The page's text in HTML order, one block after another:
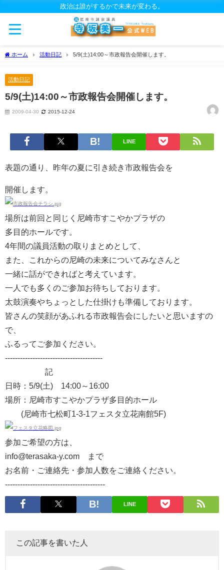
政治は誰がするかで未来が変わる。
ホーム 活動日記 5/9(土)14:00～市政報告会開催します。
活動日記
5/9(土)14:00～市政報告会開催します。
2009-04-30 2015-12-24
LINE
表題の通り、昨年の夏に引き続き市政報告会を
開催します。
場所は前回と同じく尼崎市すこやかプラザの
多目的ホールです。
4年間の議員活動の取りまとめとして、
また、これからの尼崎の未来についてみなさんと
一緒に話ができればと考えています。
一人でも多くのご参加お待ちしております。
太鼓演奏やちょっとした仕掛けも準備しております。
皆さんの笑顔があふれる市政報告会にしたいと思いますの
で、
ふるってご参加ください。
---------------------------------------
記
日時：5/9(土) 14:00～16:00
場所：尼崎市すこやかプラザ多目的ホール
(尼崎市七松町1-3-1フェスタ立花南館5F)
参加ご希望の方は、
info@terasaka-y.com まで
お名前・ご連絡先・参加人数をご連絡ください。
----------------------------------------
LINE
この記事を書いた人